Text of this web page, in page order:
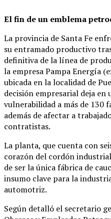
El fin de un emblema
La provincia de Santa Fe
su entramado productivo
definitiva de la línea de
la empresa Pampa Energía
ubicada en la localidad de
decisión empresarial deja en
vulnerabilidad a más de 130
además de afectar a
contratistas.
La planta, que cuenta con
corazón del cordón
de ser la única fábrica de
insumo clave para la
automotriz.
Según detalló el secretario